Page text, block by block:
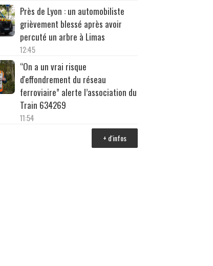
Près de Lyon : un automobiliste
grièvement blessé après avoir
percuté un arbre à Limas
12:45
“On a un vrai risque
d'effondrement du réseau
ferroviaire” alerte l’association du
Train 634269
11:54
+ d'infos